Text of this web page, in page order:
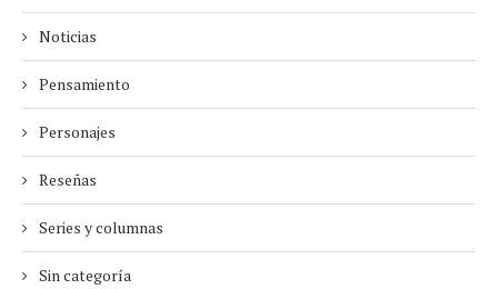
Noticias
Pensamiento
Personajes
Reseñas
Series y columnas
Sin categoría